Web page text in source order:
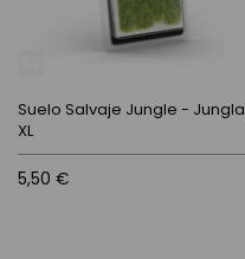
Suelo Salvaje Jungle - Jungla
XL
5,50 €